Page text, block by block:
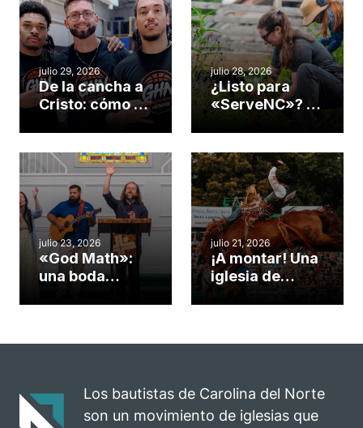
julio 29, 2026
De la cancha a
Cristo: cómo el
gimnasio de
Cary se
convirtió en un
insólito campo
misionero te
cuento
julio 28, 2026
¿Listo para
«ServeNC»? 4
obra de Dios
durante la
Semana
ServeNC
julio 23, 2026
«God Math»:
una boda
celebra el
julio 21, 2026
¡A montar! Una
iglesia de
rodeo anual en
para el
ministerio
Los bautistas de Carolina del Norte
son un movimiento de iglesias que